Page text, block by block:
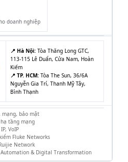
doanh nghiệp
📍 Hà Nội: Tòa Thăng Long GTC,
113-115 Lê Duẩn, Cửa Nam, Hoàn
Kiếm
📍 TP. HCM: Tòa The Sun, 36/6A
Nguyễn Gia Trí, Thanh Mỹ Tây,
Bình Thạnh
mạng, bảo mật
tầng mạng
VoIP
Fluke Networks
Network
& Digital Transformation